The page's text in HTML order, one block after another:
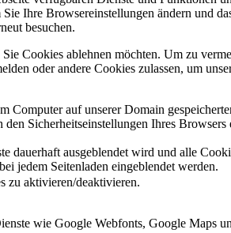
Ihre Browsereinstellungen ändern und
besuchen.
Cookies ablehnen möchten. Um zu
oder andere Cookies zulassen, um
Computer auf unserer Domain
Sicherheitseinstellungen Ihres Browsers
dauerhaft ausgeblendet wird und alle
jedem Seitenladen eingeblendet werden.
zu aktivieren/deaktivieren.
wie Google Webfonts, Google Maps